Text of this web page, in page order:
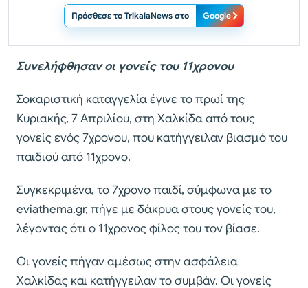
Πρόσθεσε το TrikalaNews στο Google
Συνελήφθησαν οι γονείς του 11χρονου
Σοκαριστική καταγγελία έγινε το πρωί της
Κυριακής, 7 Απριλίου, στη Χαλκίδα από τους
γονείς ενός 7χρονου, που κατήγγειλαν βιασμό του
παιδιού από 11χρονο.
Συγκεκριμένα, το 7χρονο παιδί, σύμφωνα με το
eviathema.gr, πήγε με δάκρυα στους γονείς του,
λέγοντας ότι ο 11χρονος φίλος του τον βίασε.
Οι γονείς πήγαν αμέσως στην ασφάλεια
Χαλκίδας και κατήγγειλαν το συμβάν. Οι γονείς